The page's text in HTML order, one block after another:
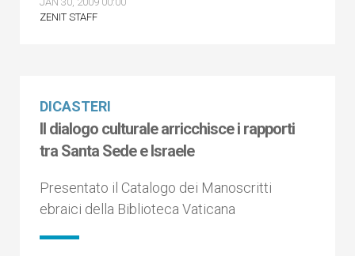
ZENIT STAFF
DICASTERI
Il dialogo culturale arricchisce i rapporti
tra Santa Sede e Israele
Presentato il Catalogo dei Manoscritti
ebraici della Biblioteca Vaticana